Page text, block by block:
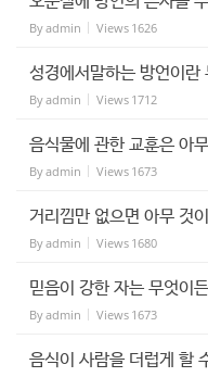
Byadmin Views 1626
성경에서말하는 방언이란
Byadmin Views 1712
음식물에 관한 교훈은 아
Byadmin Views 1673
거리낌만 없으면 아무 것
Byadmin Views 1680
믿음이 강한 자는 무엇이
Byadmin Views 1673
음식이 사람을 더럽게 할